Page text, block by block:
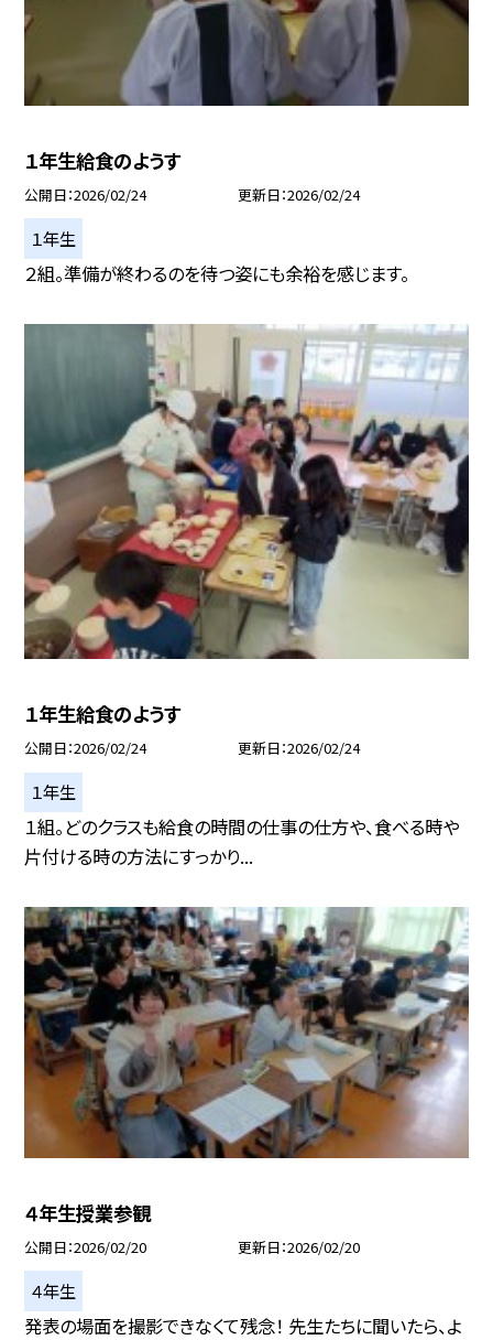
１年生給食のようす
公開日 2026/02/24 更新日 2026/02/24
１年生
２組。準備が終わるのを待つ姿にも余裕を感じます。
１年生給食のようす
公開日 2026/02/24 更新日 2026/02/24
１年生
１組。どのクラスも給食の時間の仕事の仕方や、食べる時や
片付ける時の方法にすっかり...
４年生授業参観
公開日 2026/02/20 更新日 2026/02/20
４年生
発表の場面を撮影できなくて残念！ 先生たちに聞いたら、よ